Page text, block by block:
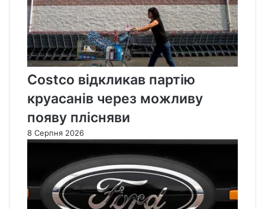
Costco відкликав партію
круасанів через можливу
появу плісняви
8 Серпня 2026